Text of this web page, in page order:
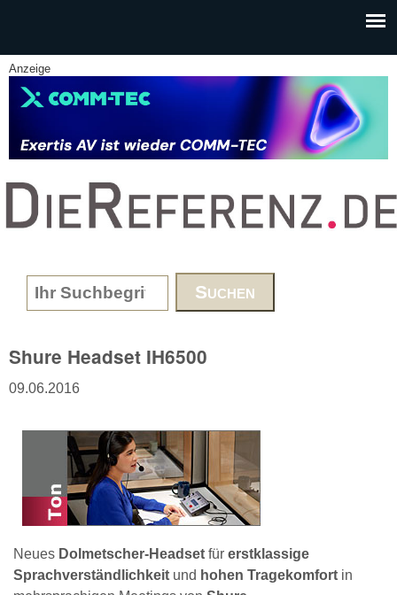
Anzeige
www.DieReferenz.de
Search form
Shure Headset IH6500
09.06.2016
Neues Dolmetscher-Headset für erstklassige
Sprachverständlichkeit und hohen Tragekomfort in